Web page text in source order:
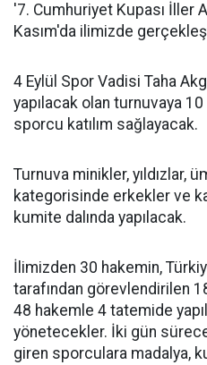
'7. Cumhuriyet Kupası İller
Kasım'da ilimizde
4 Eylül Spor Vadisi Taha
yapılacak olan turnuvaya
sporcu katılım sağlayacak.
Turnuva minikler, yıldızlar,
kategorisinde erkekler ve
kumite dalında yapılacak.
İlimizden 30 hakemin,
tarafından görevlendirilen
48 hakemle 4 tatemide
yönetecekler. İki gün
giren sporculara madalya,